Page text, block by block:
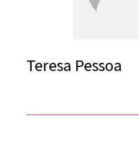
Teresa Pessoa